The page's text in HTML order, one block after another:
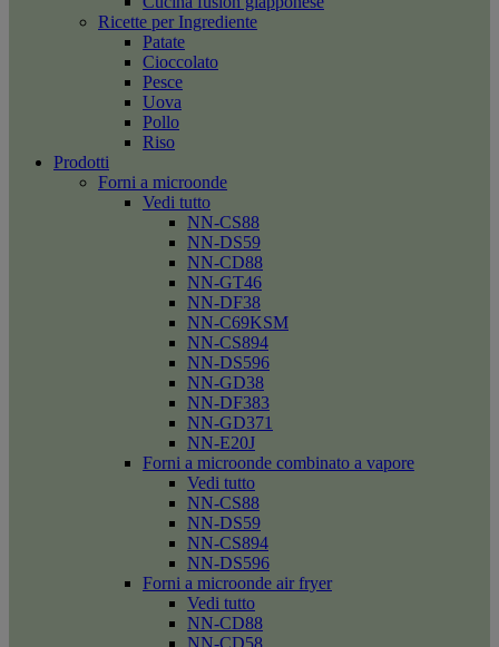
Ricette per Ingrediente
Patate
Cioccolato
Pesce
Uova
Pollo
Riso
Prodotti
Forni a microonde
Vedi tutto
NN-CS88
NN-DS59
NN-CD88
NN-GT46
NN-DF38
NN-C69KSM
NN-CS894
NN-DS596
NN-GD38
NN-DF383
NN-GD371
NN-E20J
Forni a microonde combinato a vapore
Vedi tutto
NN-CS88
NN-DS59
NN-CS894
NN-DS596
Forni a microonde air fryer
Vedi tutto
NN-CD88
NN-CD58